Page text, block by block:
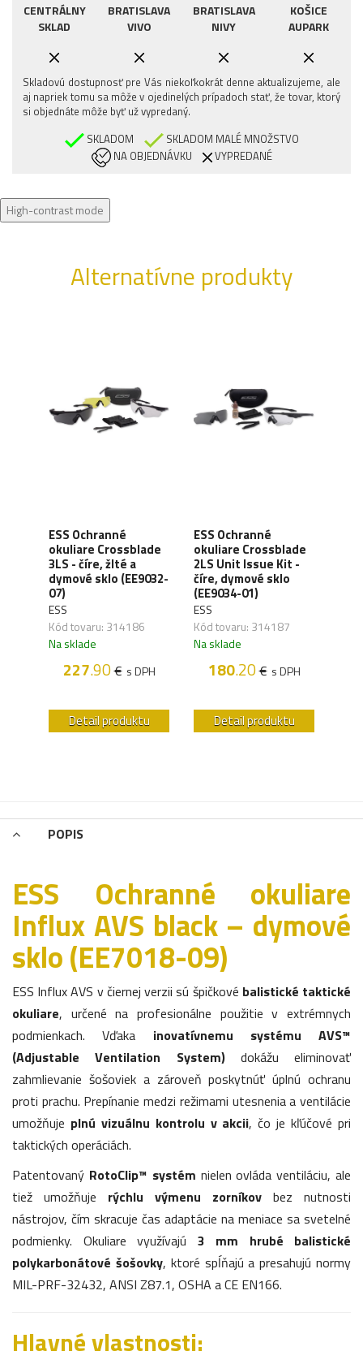
CENTRÁLNY
SKLAD
BRATISLAVA
VIVO
BRATISLAVA
NIVY
KOŠICE
AUPARK
Skladovú dostupnosť pre Vás niekoľkokrát denne aktualizujeme, ale
aj napriek tomu sa môže v ojedinelých prípadoch stať, že tovar, ktorý
si objednáte môže byť už vypredaný.
SKLADOM
SKLADOM MALÉ MNOŽSTVO
NA OBJEDNÁVKU
VYPREDANÉ
High-contrast mode
Alternatívne produkty
ESS Ochranné
okuliare Crossblade
3LS - číre, žlté a
dymové sklo (EE9032-
07)
ESS
Kód tovaru: 314186
Na sklade
227.90€ s DPH
Detail produktu
ESS Ochranné
okuliare Crossblade
2LS Unit Issue Kit -
číre, dymové sklo
(EE9034-01)
ESS
Kód tovaru: 314187
Na sklade
180.20€ s DPH
Detail produktu
POPIS
ESS Ochranné okuliare
Influx AVS black – dymové
sklo (EE7018-09)
ESS Influx AVS v čiernej verzii sú špičkové balistické taktické
okuliare, určené na profesionálne použitie v extrémnych
podmienkach. Vďaka inovatívnemu systému AVS™
(Adjustable Ventilation System)dokážu eliminovať
zahmlievanie šošoviek a zároveň poskytnúť úplnú ochranu
proti prachu. Prepínanie medzi režimami utesnenia a ventilácie
umožňuje plnú vizuálnu kontrolu v akcii, čo je kľúčové pri
taktických operáciách.
Patentovaný RotoClip™ systém nielen ovláda ventiláciu, ale
tiež umožňuje rýchlu výmenu zorníkov bez nutnosti
nástrojov, čím skracuje čas adaptácie na meniace sa svetelné
podmienky. Okuliare využívajú 3 mm hrubé balistické
polykarbonátové šošovky, ktoré spĺňajú a presahujú normy
MIL-PRF-32432, ANSI Z87.1, OSHA a CE EN166.
Hlavné vlastnosti: